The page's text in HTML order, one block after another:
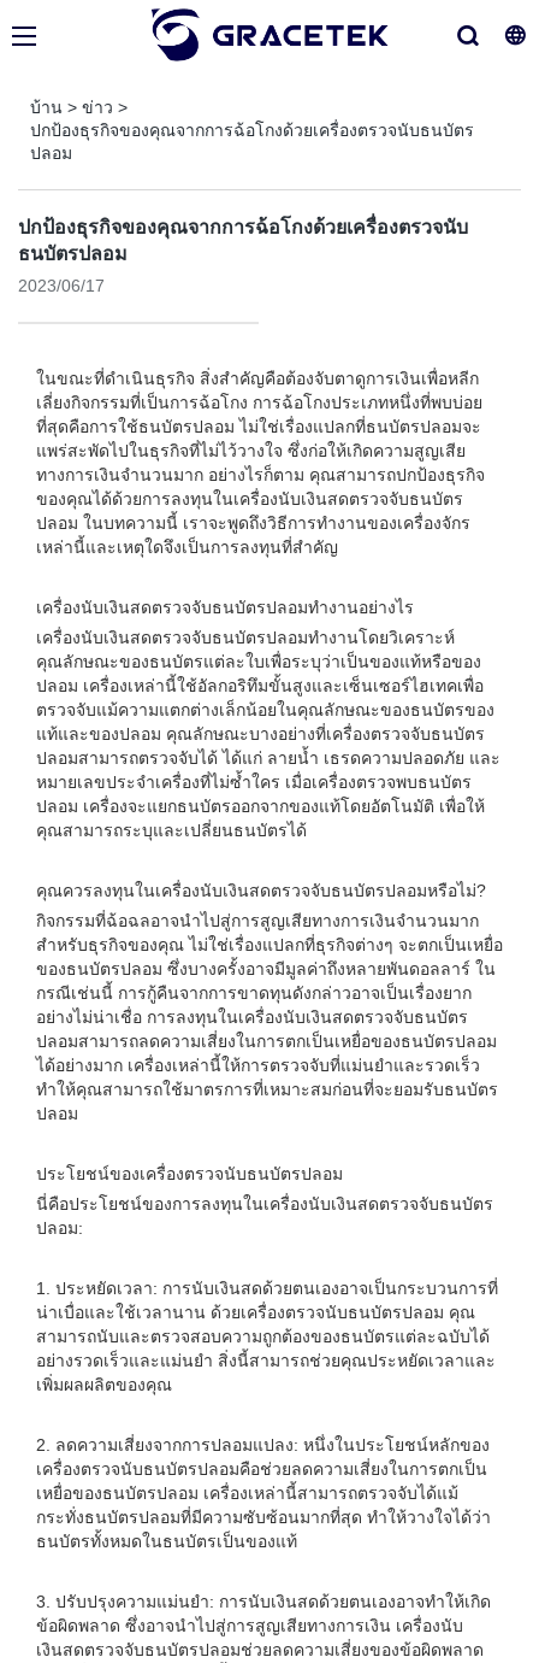
บ้าน > ข่าว >
ปกป้องธุรกิจของคุณจากการฉ้อโกงด้วยเครื่องตรวจนับธนบัตร
ปลอม
ปกป้องธุรกิจของคุณจากการฉ้อโกงด้วยเครื่องตรวจนับ
ธนบัตรปลอม
2023/06/17
ในขณะที่ดำเนินธุรกิจ สิ่งสำคัญคือต้องจับตาดูการเงินเพื่อหลีก
เลี่ยงกิจกรรมที่เป็นการฉ้อโกง การฉ้อโกงประเภทหนึ่งที่พบบ่อย
ที่สุดคือการใช้ธนบัตรปลอม ไม่ใช่เรื่องแปลกที่ธนบัตรปลอมจะ
แพร่สะพัดไปในธุรกิจที่ไม่ไว้วางใจ ซึ่งก่อให้เกิดความสูญเสีย
ทางการเงินจำนวนมาก อย่างไรก็ตาม คุณสามารถปกป้องธุรกิจ
ของคุณได้ด้วยการลงทุนในเครื่องนับเงินสดตรวจจับธนบัตร
ปลอม ในบทความนี้ เราจะพูดถึงวิธีการทำงานของเครื่องจักร
เหล่านี้และเหตุใดจึงเป็นการลงทุนที่สำคัญ
เครื่องนับเงินสดตรวจจับธนบัตรปลอมทำงานอย่างไร
เครื่องนับเงินสดตรวจจับธนบัตรปลอมทำงานโดยวิเคราะห์
คุณลักษณะของธนบัตรแต่ละใบเพื่อระบุว่าเป็นของแท้หรือของ
ปลอม เครื่องเหล่านี้ใช้อัลกอริทึมขั้นสูงและเซ็นเซอร์ไฮเทคเพื่อ
ตรวจจับแม้ความแตกต่างเล็กน้อยในคุณลักษณะของธนบัตรของ
แท้และของปลอม คุณลักษณะบางอย่างที่เครื่องตรวจจับธนบัตร
ปลอมสามารถตรวจจับได้ ได้แก่ ลายน้ำ เธรดความปลอดภัย และ
หมายเลขประจำเครื่องที่ไม่ซ้ำใคร เมื่อเครื่องตรวจพบธนบัตร
ปลอม เครื่องจะแยกธนบัตรออกจากของแท้โดยอัตโนมัติ เพื่อให้
คุณสามารถระบุและเปลี่ยนธนบัตรได้
คุณควรลงทุนในเครื่องนับเงินสดตรวจจับธนบัตรปลอมหรือไม่?
กิจกรรมที่ฉ้อฉลอาจนำไปสู่การสูญเสียทางการเงินจำนวนมาก
สำหรับธุรกิจของคุณ ไม่ใช่เรื่องแปลกที่ธุรกิจต่างๆ จะตกเป็นเหยื่อ
ของธนบัตรปลอม ซึ่งบางครั้งอาจมีมูลค่าถึงหลายพันดอลลาร์ ใน
กรณีเช่นนี้ การกู้คืนจากการขาดทุนดังกล่าวอาจเป็นเรื่องยาก
อย่างไม่น่าเชื่อ การลงทุนในเครื่องนับเงินสดตรวจจับธนบัตร
ปลอมสามารถลดความเสี่ยงในการตกเป็นเหยื่อของธนบัตรปลอม
ได้อย่างมาก เครื่องเหล่านี้ให้การตรวจจับที่แม่นยำและรวดเร็ว
ทำให้คุณสามารถใช้มาตรการที่เหมาะสมก่อนที่จะยอมรับธนบัตร
ปลอม
ประโยชน์ของเครื่องตรวจนับธนบัตรปลอม
นี่คือประโยชน์ของการลงทุนในเครื่องนับเงินสดตรวจจับธนบัตร
ปลอม:
1. ประหยัดเวลา: การนับเงินสดด้วยตนเองอาจเป็นกระบวนการที่
น่าเบื่อและใช้เวลานาน ด้วยเครื่องตรวจนับธนบัตรปลอม คุณ
สามารถนับและตรวจสอบความถูกต้องของธนบัตรแต่ละฉบับได้
อย่างรวดเร็วและแม่นยำ สิ่งนี้สามารถช่วยคุณประหยัดเวลาและ
เพิ่มผลผลิตของคุณ
2. ลดความเสี่ยงจากการปลอมแปลง: หนึ่งในประโยชน์หลักของ
เครื่องตรวจนับธนบัตรปลอมคือช่วยลดความเสี่ยงในการตกเป็น
เหยื่อของธนบัตรปลอม เครื่องเหล่านี้สามารถตรวจจับได้แม้
กระทั่งธนบัตรปลอมที่มีความซับซ้อนมากที่สุด ทำให้วางใจได้ว่า
ธนบัตรทั้งหมดในธนบัตรเป็นของแท้
3. ปรับปรุงความแม่นยำ: การนับเงินสดด้วยตนเองอาจทำให้เกิด
ข้อผิดพลาด ซึ่งอาจนำไปสู่การสูญเสียทางการเงิน เครื่องนับ
เงินสดตรวจจับธนบัตรปลอมช่วยลดความเสี่ยงของข้อผิดพลาด